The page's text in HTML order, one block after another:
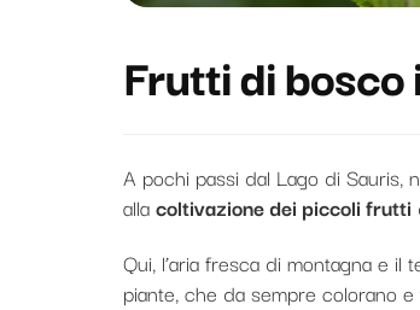
Frutti di
A pochi passi dal Lago di Sauris,
allacoltivazione dei piccoli frutti
Qui, l’aria fresca di montagna e
piante, che da sempre colorano